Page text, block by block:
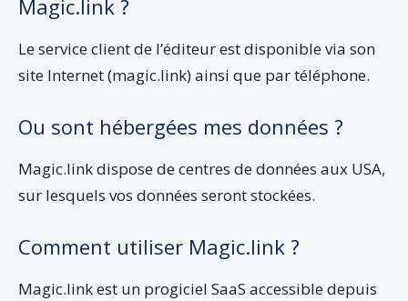
Magic.link ?
Le service client de l’éditeur est disponible via son
site Internet (magic.link) ainsi que par téléphone.
Ou sont hébergées mes données ?
Magic.link dispose de centres de données aux USA,
sur lesquels vos données seront stockées.
Comment utiliser Magic.link ?
Magic.link est un progiciel SaaS accessible depuis